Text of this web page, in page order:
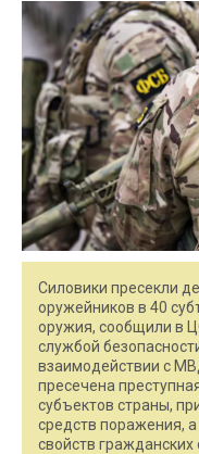
Силовики пресекли
оружейников в 40
оружия, сообщили в
службой
взаимодействии с
пресечена
субъектов страны,
средств поражения,
свойств